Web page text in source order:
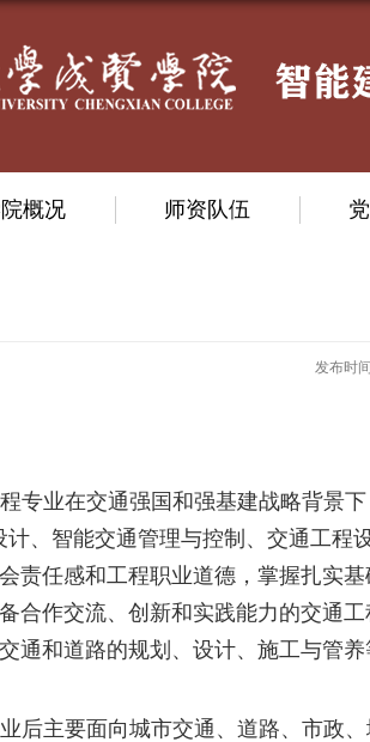
概况 师资队伍
发布时
专业在交通强国和强基建战略背景
、智能交通管理与控制、 交通工程
责任感和工程职业道德，掌握扎实
合作交流、创新和实践能力的交通
交通和道路的规划、设计、施工与管养
后主要面向城市交通、道路、市政